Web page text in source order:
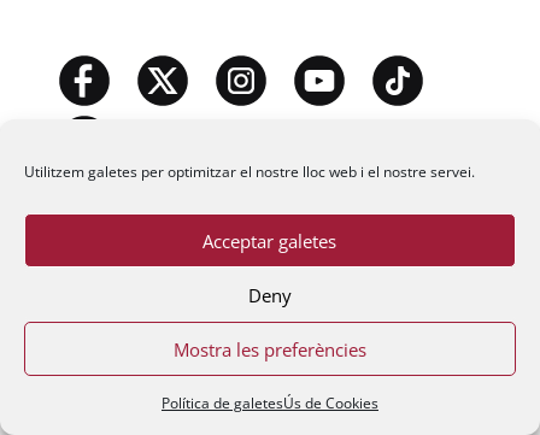
Utilitzem galetes per optimitzar el nostre lloc web i el nostre servei.
Acceptar galetes
Deny
Mostra les preferències
Política de galetesÚs de Cookies